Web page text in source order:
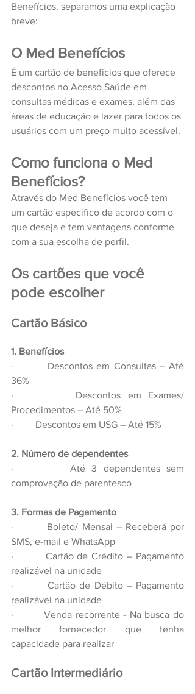
Benefícios, separamos uma explicação
breve:
O Med Benefícios
É um cartão de benefícios que oferece
descontos no Acesso Saúde em
consultas médicas e exames, além das
áreas de educação e lazer para todos os
usuários com um preço muito acessível.
Como funciona o Med
Benefícios?
Através do Med Benefícios você tem
um cartão específico de acordo com o
que deseja e tem vantagens conforme
com a sua escolha de perfil.
Os cartões que você
pode escolher
Cartão Básico
1. Benefícios
·         Descontos em Consultas – Até
36%
·         Descontos em Exames/
Procedimentos – Até 50%
·         Descontos em USG – Até 15%
2. Número de dependentes
·         Até 3 dependentes sem
comprovação de parentesco
3. Formas de Pagamento
·         Boleto/ Mensal – Receberá por
SMS, e-mail e WhatsApp
·         Cartão de Crédito – Pagamento
realizável na unidade
·         Cartão de Débito – Pagamento
realizável na unidade
·         Venda recorrente - Na busca do
melhor fornecedor que tenha
capacidade para realizar
Cartão Intermediário